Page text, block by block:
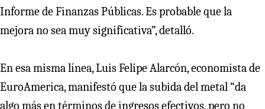
Informe de Finanzas Públicas. Es probable que la
mejora no sea muy significativa”, detalló.
En esa misma línea, Luis Felipe Alarcón, economista de
EuroAmerica, manifestó que la subida del metal “da
algo más en términos de ingresos efectivos, pero no